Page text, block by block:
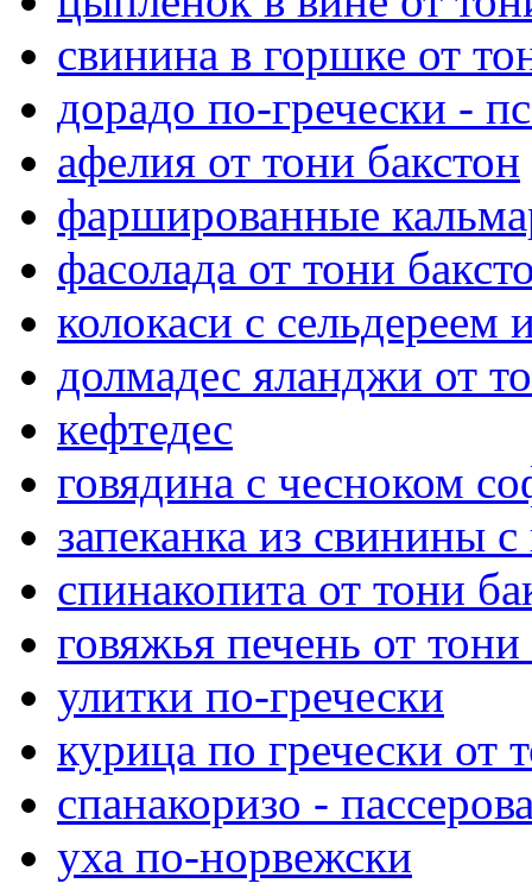
свинина в горшке от
дорадо по-гречески -
афелия от тони бакстон
фаршированные
фасолада от тони
колокаси с
долмадес яланджи от
кефтедес
говядина с чесноком
запеканка из свинины
спинакопита от тони
говяжья печень от тони
улитки по-гречески
курица по гречески от
спанакоризо -
уха по-норвежски